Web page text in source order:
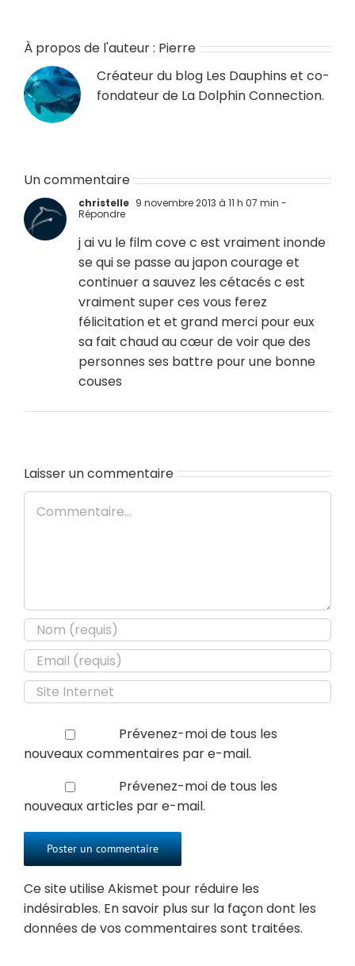
À propos de l'auteur : Pierre
Créateur du blog Les Dauphins et co-
fondateur de La Dolphin Connection.
Un commentaire
christelle 9 novembre 2013 à 11 h 07 min -
Répondre
j ai vu le film cove c est vraiment inonde
se qui se passe au japon courage et
continuer a sauvez les cétacés c est
vraiment super ces vous ferez
félicitation et et grand merci pour eux
sa fait chaud au cœur de voir que des
personnes ses battre pour une bonne
couses
Laisser un commentaire
Commentaire
Prévenez-moi de tous les
nouveaux commentaires par e-mail.
Prévenez-moi de tous les
nouveaux articles par e-mail.
Ce site utilise Akismet pour réduire les
indésirables. En savoir plus sur la façon dont les
données de vos commentaires sont traitées.